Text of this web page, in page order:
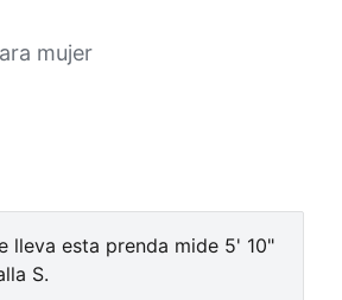
mujer
lleva esta prenda mide 5' 10"
S.